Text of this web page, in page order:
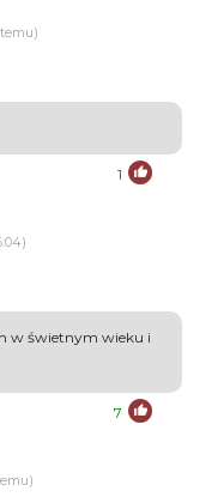
1
w świetnym wieku i
7